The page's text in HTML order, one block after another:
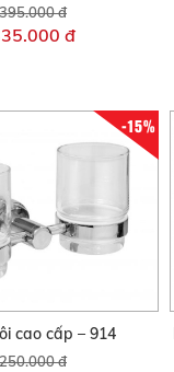
395.000 đ
đ
-15%
cao cấp – 914
250.000 đ